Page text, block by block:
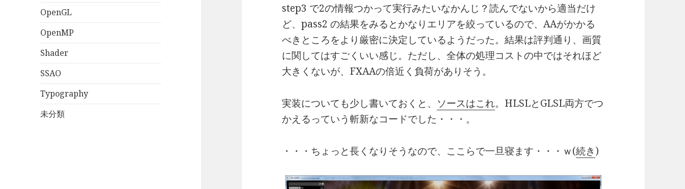
OpenGL
OpenMP
Shader
SSAO
Typography
未分類
step3 で2の情報つかって実行みたいなかんじ？読んでないから適当だけ
ど、pass2 の結果をみるとかなりエリアを絞っているので、AAがかかる
べきところをより厳密に決定しているようだった。結果は評判通り、画質
に関してはすごくいい感じ。ただし、全体の処理コストの中ではそれほど
大きくないが、FXAAの倍近く負荷がありそう。
実装についても少し書いておくと、 ソースはこれ。HLSLとGLSL両方でつ
かえるっていう斬新なコードでした・・・。
・・・ちょっと長くなりそうなので、ここらで一旦寝ます・・・ｗ(続き)